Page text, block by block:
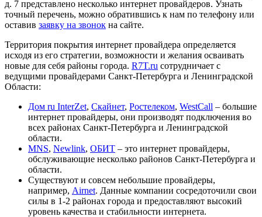
д. 7 представлено несколько интернет провайдеров. Узнать
точный перечень, можно обратившись к нам по телефону или
оставив заявку на звонок на сайте.
Территория покрытия интернет провайдера определяется
исходя из его стратегии, возможности и желания осваивать
новые для себя районы города. R7T.ru сотрудничает с
ведущими провайдерами Санкт-Петербурга и Ленинградской
Области:
Дом ru InterZet, Скайнет, Ростелеком, WestCall – большие
интернет провайдеры, они производят подключения во
всех районах Санкт-Петербурга и Ленинградской
области.
MNS, Newlink, ОБИТ – это интернет провайдеры,
обслуживающие несколько районов Санкт-Петербурга и
области.
Существуют и совсем небольшие провайдеры,
например, Airnet. Данные компании сосредоточили свои
силы в 1-2 районах города и предоставляют высокий
уровень качества и стабильности интернета.